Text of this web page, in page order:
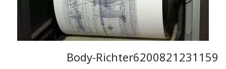
Body-Richter6200821231159